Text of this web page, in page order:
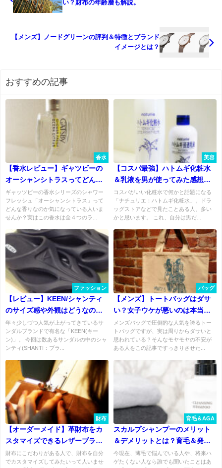
い？財布の年齢層も解説。
【メンズ】ノードグリーンの評判＆特徴とブランド
イメージとは？
おすすめの記事
香水
【香水レビュー】ギャツビーの
オーシャンシトラスってどんな
香り？700円の激安香水。
ギャッツビーの香水シリーズのシャワー
フレッシュ「オーシャンシトラス」って
どんな香りなのか気になっている人いま
せんか？実はこの香水は全４つのラ...
美容
【コスパ最強】ハトムギ化粧水
＆乳液を男が使ってみた感想
【レビュー】
コスパがいい化粧水で何かと話題になる
「ナチュリエ：ハトムギ化粧水」。ドラ
ッグストアなどで見たことある人、多い
かと思います。 これ、自分は男だ...
ファッション
【レビュー】KEEN/シャンティ
のサイズ感や外観はどうなの？
履き心地はいい？
年々少しづつ人気が上がってきているサ
ンダルブランドで有名な「KEEN(キー
ン)」。 今回は数あるサンダルの中のシャ
ンティ(SHANTI：ブラ...
バッグ
【メンズ】トートバッグはダサ
い？女子ウケが悪いのは本当な
の!?
メンズバッグで圧倒的な人気を誇るトー
トバッグですが、実は周りからダサいと
思われている？そんなモヤモヤの不安が
ある人をこの記事ですっきりさせた...
財布
【オーダーメイド】革財布をカ
スタマイズできるレザーブラン
ド５選！
財布にこだわりがある人で、財布を自分
でカスタマイズしてみたいって人いませ
育毛＆AGA
スカルプシャンプーのメリット
＆デメリットとは？育毛＆発毛
の効果はある？
今現在、薄毛で悩んでいる人や、将来ハ
ゲたくない人なら誰でも聞いたことはあ